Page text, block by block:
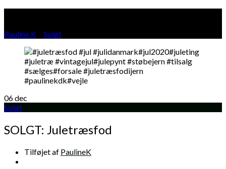
Pauline K Solgt
06dec
Solgt
SOLGT: Juletræsfod
Tilføjet af PaulineK